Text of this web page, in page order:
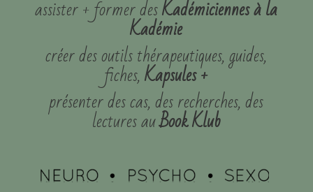
assister + former desKadémiciennes à la
Kadémie
créer des outils thérapeutiques, guides,
fiches,Kapsules +
présenter des cas, des recherches, des
lectures auBook Klub